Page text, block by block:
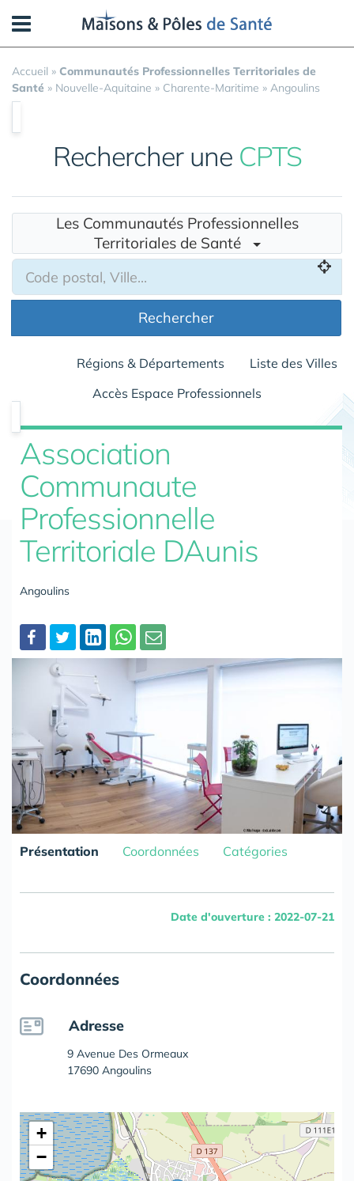
Accueil » Communautés Professionnelles Territoriales de
Santé » Nouvelle-Aquitaine » Charente-Maritime » Angoulins
Rechercher une CPTS
Les Communautés Professionnelles
Territoriales de Santé
Rechercher
Régions & Départements
Liste des Villes
Accès Espace Professionnels
Association
Communaute
Professionnelle
Territoriale DAunis
Angoulins
Partager
Présentation Coordonnées Catégories
Date d'ouverture : 2022-07-21
Coordonnées
Adresse
9 Avenue Des Ormeaux
17690 Angoulins
+
−
Panneau de gestion des cookies